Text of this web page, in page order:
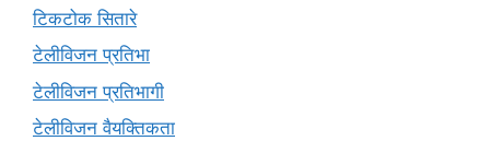
टिकटोक सितारे
टेलीविजन प्रतिभा
टेलीविजन प्रतिभागी
टेलीविजन वैयक्तिकता